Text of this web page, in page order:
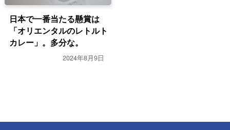
日本で一番当たる懸賞は
「オリエンタルのレトルト
カレー」。多分な。
2024年8月9日